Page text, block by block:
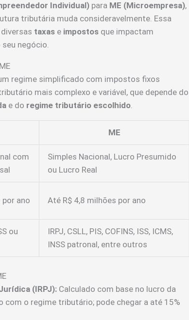
Individual) para ME (Microempresa),
tributária muda consideravelmente. Essa
taxas e impostos que impactam
negócio.
regime simplificado com impostos fixos
mais complexo e variável, que depende do
e do regime tributário escolhido.
ME
com
Simples Nacional, Lucro Presumido
ou Lucro Real
ano Até R$ 4,8 milhões por ano
ou
IRPJ, CSLL, PIS, COFINS, ISS, ICMS,
INSS patronal, entre outros
(IRPJ): Calculado com base no lucro da
com o regime tributário; pode chegar a até 15%